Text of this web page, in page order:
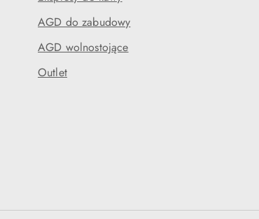
AGD do zabudowy
AGD wolnostojące
Outlet